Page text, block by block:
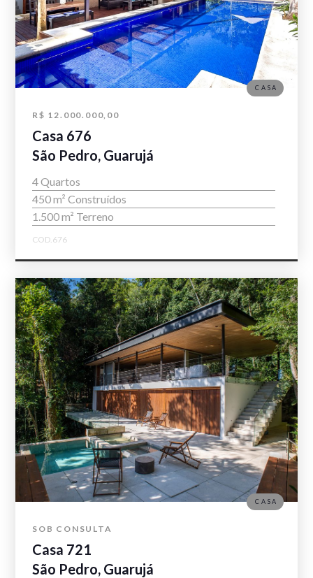
R$ 12.000.000,00
Casa 676
São Pedro, Guarujá
4 Quartos
450 m² Construídos
1.500 m² Terreno
COD.676
CASA
SOB CONSULTA
Casa 721
São Pedro, Guarujá
CASA